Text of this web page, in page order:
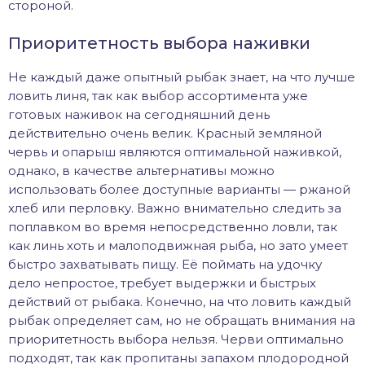
стороной.
Приоритетность выбора наживки
Не каждый даже опытный рыбак знает, на что лучше
ловить линя, так как выбор ассортимента уже
готовых наживок на сегодняшний день
действительно очень велик. Красный земляной
червь и опарыш являются оптимальной наживкой,
однако, в качестве альтернативы можно
использовать более доступные варианты — ржаной
хлеб или перловку. Важно внимательно следить за
поплавком во время непосредственно ловли, так
как линь хоть и малоподвижная рыба, но зато умеет
быстро захватывать пищу. Её поймать на удочку
дело непростое, требует выдержки и быстрых
действий от рыбака. Конечно, на что ловить каждый
рыбак определяет сам, но не обращать внимания на
приоритетность выбора нельзя. Черви оптимально
подходят, так как пропитаны запахом плодородной